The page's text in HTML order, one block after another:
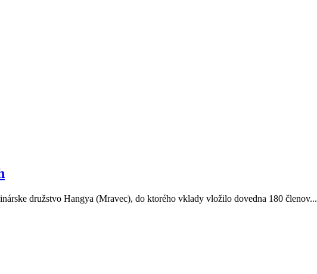
družstvo Hangya (Mravec), do ktorého vklady vložilo dovedna 180 členov...